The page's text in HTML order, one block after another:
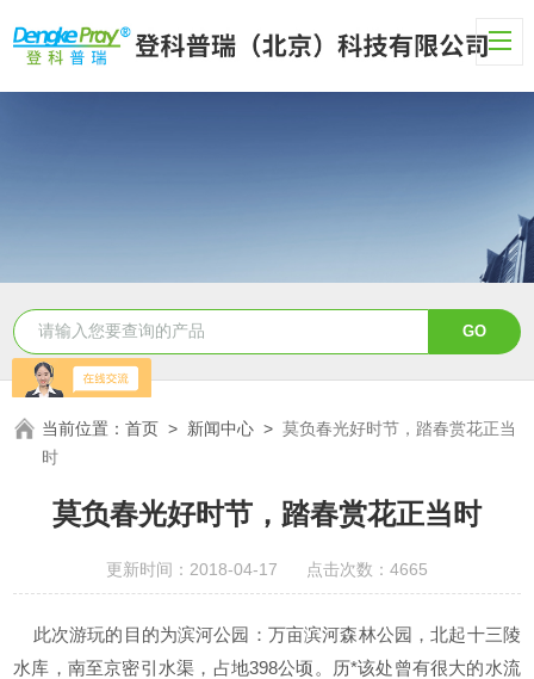
当前位置：首页 > 新闻中心 >莫负春光好时节，踏春赏花正当
时
莫负春光好时节，踏春赏花正当时
更新时间：2018-04-17 点击次数：4665
此次游玩的目的为滨河公园： 万亩滨河森林公园，北起十三陵
水库，南至京密引水渠 ， 占地398公顷。历*该处曾有很大的水流